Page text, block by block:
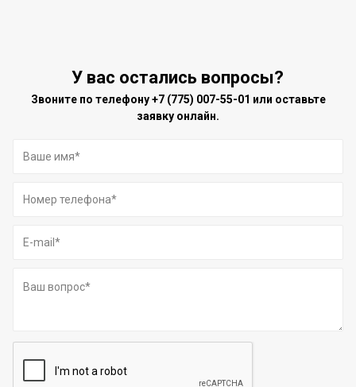
У вас остались вопросы?
Звоните по телефону+7 (775) 007-55-01 или оставьте
заявку онлайн.